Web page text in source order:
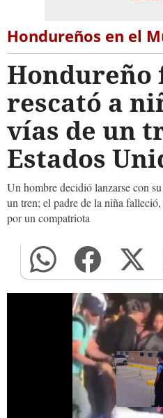
Hondureños en el
Hondureño
rescató a
vías de un
Estados
Un hombre decidió lanzarse con
un tren; el padre de la niña
por un compatriota